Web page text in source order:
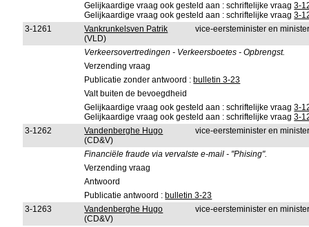
Gelijkaardige vraag ook gesteld aan : schriftelijke vraag3-
Gelijkaardige vraag ook gesteld aan : schriftelijke vraag3-
3-1261
Vankrunkelsven Patrik
(VLD)
vice-eersteminister en
Verkeersovertredingen - Verkeersboetes - Opbrengst.
Verzending vraag
Publicatie zonder antwoord : bulletin 3-23
Valt buiten de bevoegdheid
Gelijkaardige vraag ook gesteld aan : schriftelijke vraag3-
Gelijkaardige vraag ook gesteld aan : schriftelijke vraag3-
3-1262
Vandenberghe Hugo
(CD&V)
vice-eersteminister en
Financiële fraude via vervalste e-mail - "Phising".
Verzending vraag
Antwoord
Publicatie antwoord : bulletin 3-23
3-1263
Vandenberghe Hugo
(CD&V)
vice-eersteminister en